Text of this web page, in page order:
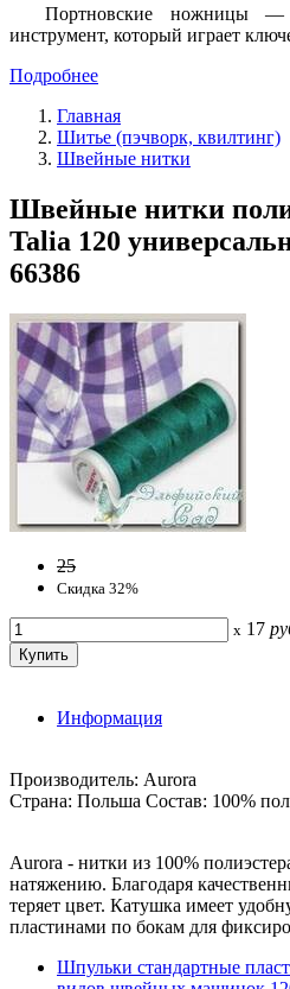
Портновские ножницы —
инструмент, который играет
Подробнее
Главная
Шитье (пэчворк, квилтинг)
Швейные нитки
Швейные нитки
Talia 120
66386
25
Скидка 32%
x 17
Информация
Производитель: Aurora
Страна: Польша Состав: 100%
Aurora - нитки из 100%
натяжению. Благодаря
теряет цвет. Катушка имеет
пластинами по бокам для
Шпульки стандартные